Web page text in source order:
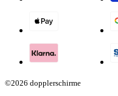
©2026 dopplerschirme